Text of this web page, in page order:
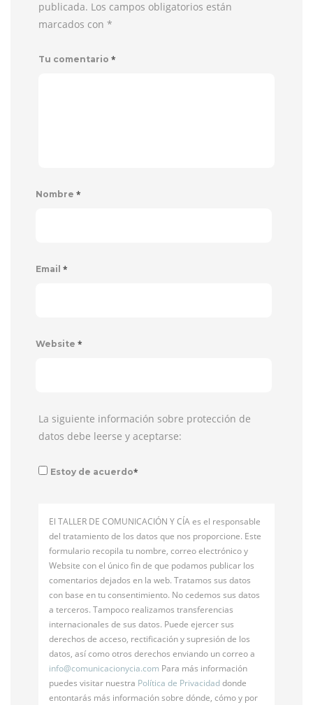
publicada. Los campos obligatorios están
marcados con *
Tu comentario *
Nombre *
Email *
Website *
La siguiente información sobre protección de
datos debe leerse y aceptarse:
Estoy de acuerdo*
El TALLER DE COMUNICACIÓN Y CÍA es el responsable
del tratamiento de los datos que nos proporcione. Este
formulario recopila tu nombre, correo electrónico y
Website con el único fin de que podamos publicar los
comentarios dejados en la web. Tratamos sus datos
con base en tu consentimiento. No cedemos sus datos
a terceros. Tampoco realizamos transferencias
internacionales de sus datos. Puede ejercer sus
derechos de acceso, rectificación y supresión de los
datos, así como otros derechos enviando un correo a
info@comunicacionycia.com Para más información
puedes visitar nuestra Política de Privacidaddonde
entontarás más información sobre dónde, cómo y por